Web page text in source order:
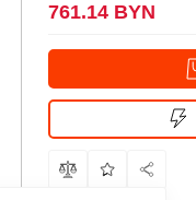
761.14 BYN